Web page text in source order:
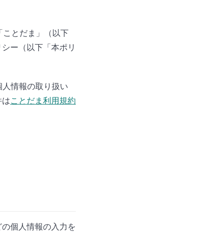
とだま」（以下
ー（以下「本ポリ
情報の取り扱い
はことだま利用規約
個人情報の入力を